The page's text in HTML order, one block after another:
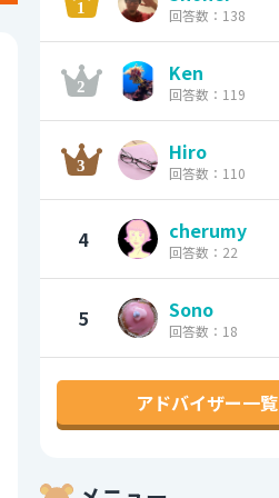
回答数：138
Ken
回答数：119
Hiro
回答数：110
4 cherumy
回答数：22
5 Sono
回答数：18
アドバイザー一覧